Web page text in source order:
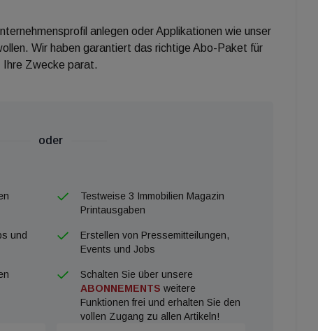
anlegen oder Applikationen wie unser
Wir haben garantiert das richtige Abo-Paket für
Ihre Zwecke parat.
oder
Testweise 3 Immobilien Magazin
Printausgaben
und
Erstellen von Pressemitteilungen,
Events und Jobs
Schalten Sie über unsere
ABONNEMENTS weitere
Funktionen frei und erhalten Sie den
vollen Zugang zu allen Artikeln!